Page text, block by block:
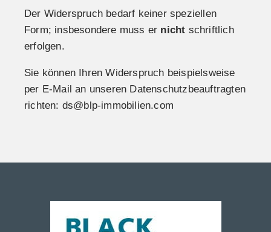
Der Widerspruch bedarf keiner speziellen
Form; insbesondere muss er nicht schriftlich
erfolgen.
Sie können Ihren Widerspruch beispielsweise
per E-Mail an unseren Datenschutzbeauftragten
richten: ds@blp-immobilien.com